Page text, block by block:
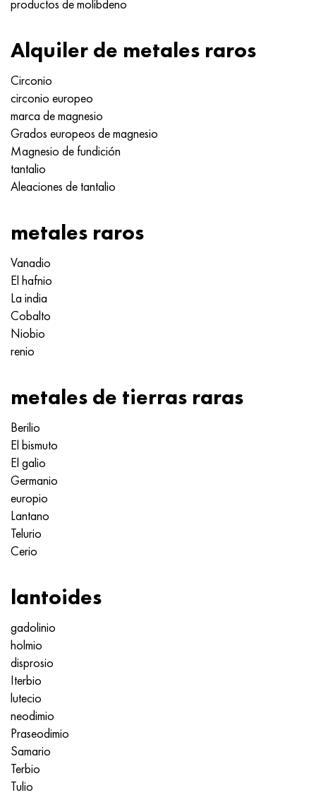
productos de molibdeno
Alquiler de metales raros
Circonio
circonio europeo
marca de magnesio
Grados europeos de magnesio
Magnesio de fundición
tantalio
Aleaciones de tantalio
metales raros
Vanadio
El hafnio
La india
Cobalto
Niobio
renio
metales de tierras raras
Berilio
El bismuto
El galio
Germanio
europio
Lantano
Telurio
Cerio
lantoides
gadolinio
holmio
disprosio
Iterbio
lutecio
neodimio
Praseodimio
Samario
Terbio
Tulio